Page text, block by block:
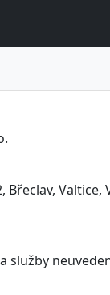
Břeclav, Valtice,
služby